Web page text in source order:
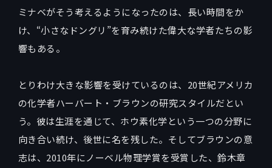
ミナベがそう考えるようになったのは、長い時間をか
け、“小さなドングリ”を育み続けた偉大な学者たちの影
響もある。
とりわけ大きな影響を受けているのは、20世紀アメリカ
の化学者ハーバート・ブラウンの研究スタイルだとい
う。彼は生涯を通じて、ホウ素化学という一つの分野に
向き合い続け、後世に名を残した。そしてブラウンの意
志は、2010年にノーベル物理学賞を受賞した、鈴木章